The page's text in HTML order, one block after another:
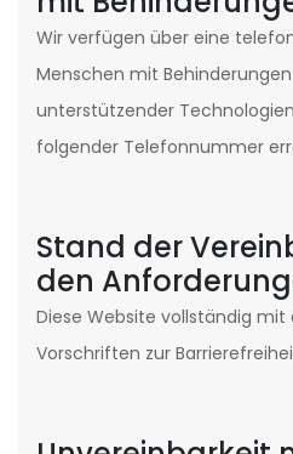
Wir verfügen über eine
Menschen mit
unterstützender
folgender Telefonnummer
Stand der
den
Diese Website vollständig
Vorschriften zur